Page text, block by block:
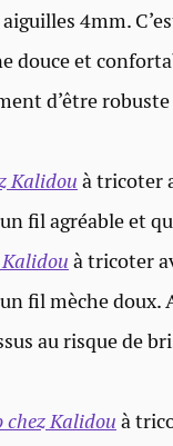
4mm.
douce et
d’être
Kalidou à tricoter
un fil agréable et
Kalidou à tricoter
un fil mèche
au risque de
chez Kalidou à